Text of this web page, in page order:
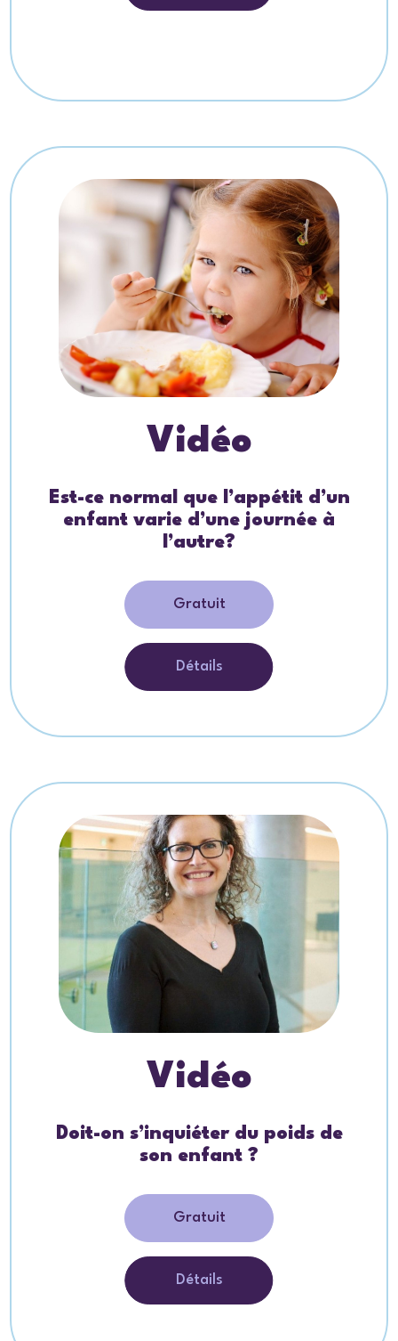
Vidéo
Est-ce normal que l’appétit d’un
enfant varie d’une journée à
l’autre?
Gratuit
Détails
Vidéo
Doit-on s’inquiéter du poids de
son enfant ?
Gratuit
Détails